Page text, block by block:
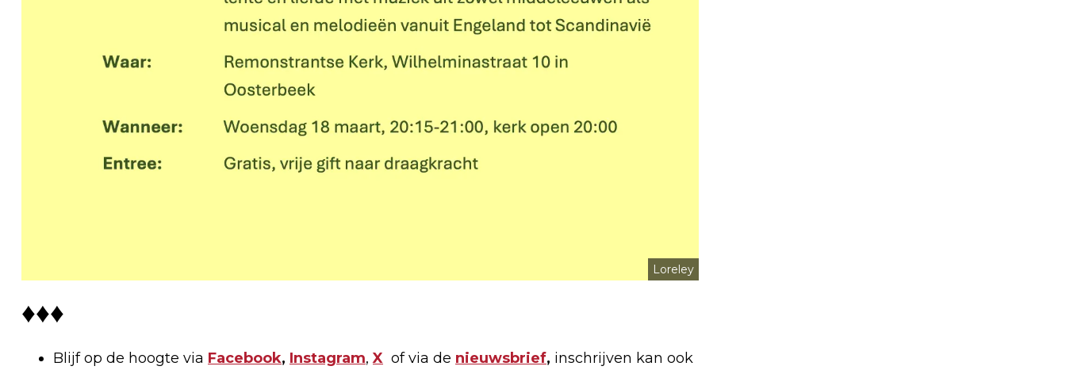
Loreley
♦♦♦
Blijf op de hoogte via Facebook, Instagram,X of via de nieuwsbrief, inschrijven kan ook